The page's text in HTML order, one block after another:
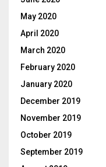
May 2020
April 2020
March 2020
February 2020
January 2020
December 2019
November 2019
October 2019
September 2019